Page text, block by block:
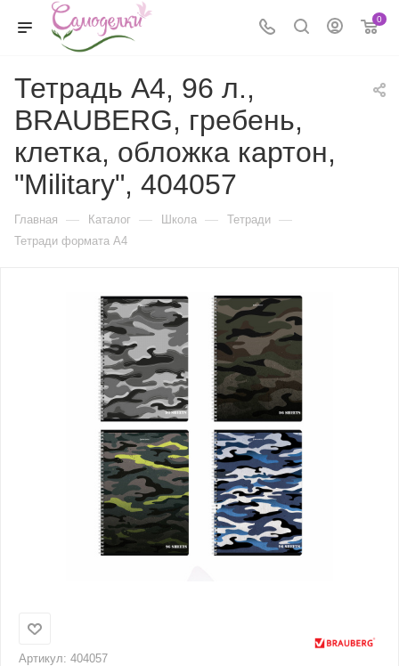
0
Тетрадь А4, 96 л.,
BRAUBERG, гребень,
клетка, обложка картон,
"Military", 404057
Главная — Каталог — Школа — Тетради —
Тетради формата А4
Артикул: 404057